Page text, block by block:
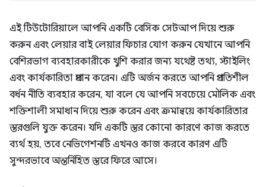
এই টিউটোরিয়ালে আপনি একটি বেসিক সেটআপ দিয়ে শুরু
করুন এবং লেয়ার বাই লেয়ার ফিচার যোগ করুন যেখানে আপনি
বেশিরভাগ ব্যবহারকারীকে খুশি করার জন্য যথেষ্ট তথ্য, স্টাইলিং
এবং কার্যকারিতা প্রদান করেন। এটি অর্জন করতে আপনি প্রগতিশীল
বর্ধন নীতি ব্যবহার করেন, যা বলে যে আপনি সবচেয়ে মৌলিক এবং
শক্তিশালী সমাধান দিয়ে শুরু করেন এবং ক্রমান্বয়ে কার্যকারিতার
স্তরগুলি যুক্ত করেন। যদি একটি স্তর কোনো কারণে কাজ করতে
ব্যর্থ হয়, তবে নেভিগেশনটি এখনও কাজ করবে কারণ এটি
সুন্দরভাবে অন্তর্নিহিত স্তরে ফিরে আসে।